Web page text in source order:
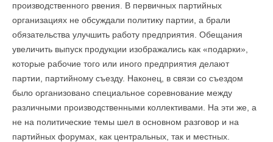
производственного рвения. В первичных партийных
организациях не обсуждали политику партии, а брали
обязательства улучшить работу предприятия. Обещания
увеличить выпуск продукции изображались как «подарки»,
которые рабочие того или иного предприятия делают
партии, партийному съезду. Наконец, в связи со съездом
было организовано специальное соревнование между
различными производственными коллективами. На эти же, а
не на политические темы шел в основном разговор и на
партийных форумах, как центральных, так и местных.